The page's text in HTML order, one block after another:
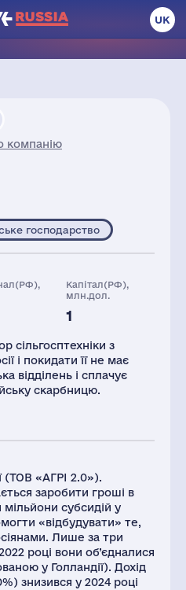
UK
компанію
господарство
Капітал(РФ),
млн.дол.
1
сільгосптехніки з
і покидати її не має
відділень і сплачує
скарбницю.
(ТОВ «АГРІ 2.0»).
заробити гроші в
субсидій у
«відбудувати» те,
Лише за три
році вони об’єдналися
у Голландії). Дохід
знизився у 2024 році